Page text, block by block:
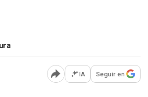
Abrir opciones para
IA Seguir en